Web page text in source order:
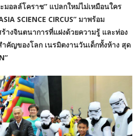
มอลล์โคราช” แปลกใหม่ไม่เหมือนใคร
SCIENCE CIRCUS” มาพร้อม
างจินตนาการที่แฝงด้วยความรู้ และท่อง
คัญของโลก เนรมิตงานวันเด็กทั้งห้าง สุด